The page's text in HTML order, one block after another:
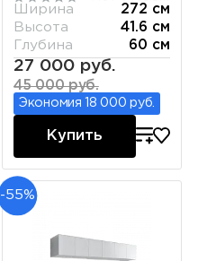
Ширина
272 см
Высота
41.6 см
Глубина
60 см
27 000 руб.
45 000 руб.
Экономия 18 000 руб.
Купить
-55%